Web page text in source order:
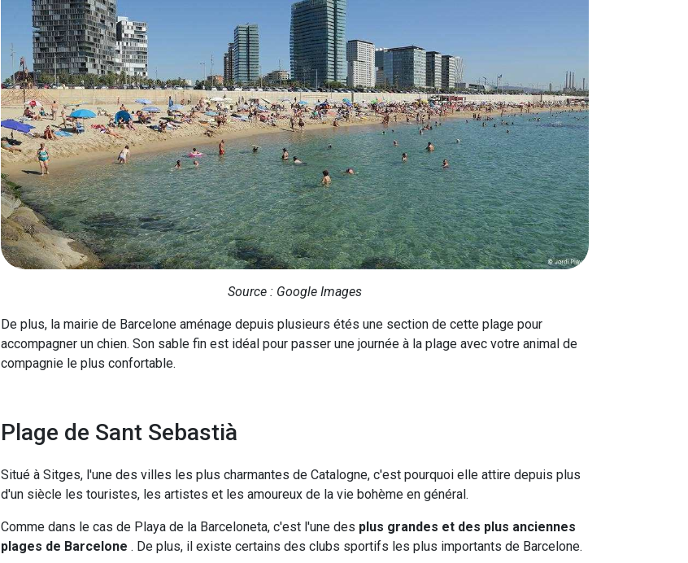
Source : Google Images
De plus, la mairie de Barcelone aménage depuis plusieurs étés une section de cette plage pour
accompagner un chien. Son sable fin est idéal pour passer une journée à la plage avec votre animal de
compagnie le plus confortable.
Plage de Sant Sebastià
Situé à Sitges, l'une des villes les plus charmantes de Catalogne, c'est pourquoi elle attire depuis plus
d'un siècle les touristes, les artistes et les amoureux de la vie bohème en général.
Comme dans le cas de Playa de la Barceloneta, c'est l'une des plus grandes et des plus anciennes
plages de Barcelone . De plus, il existe certains des clubs sportifs les plus importants de Barcelone.